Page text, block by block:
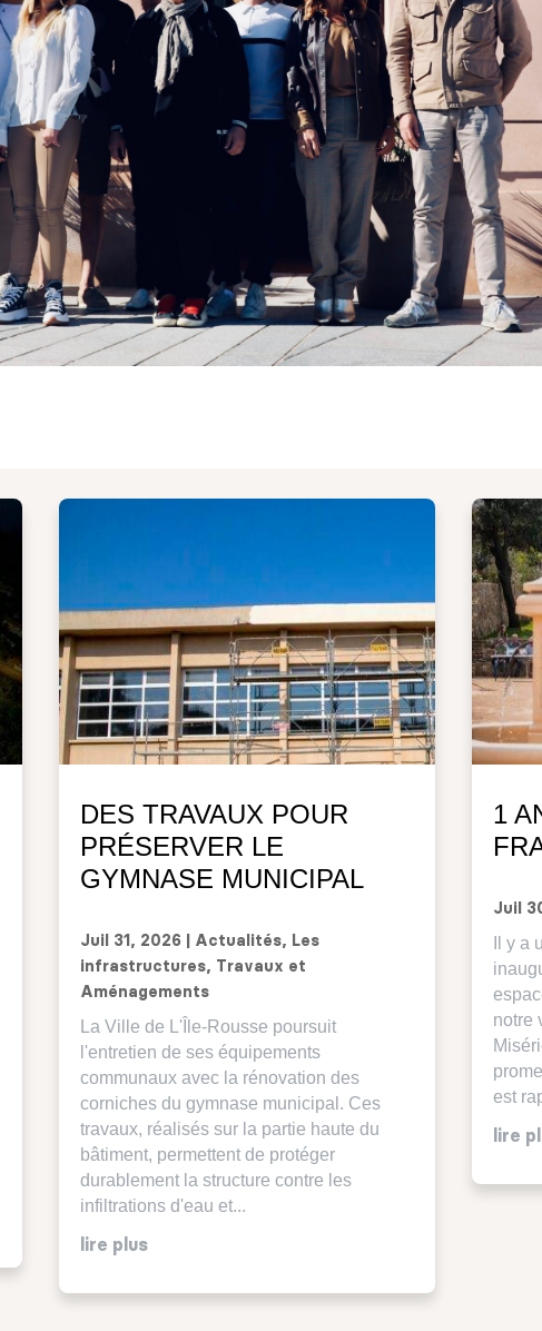
DES TRAVAUX POUR
PRÉSERVER LE
GYMNASE MUNICIPAL
Juil 31, 2026| Actualités, Les
infrastructures, Travaux et
Aménagements
La Ville de L'Île-Rousse poursuit
l'entretien de ses équipements
communaux avec la rénovation des
corniches du gymnase municipal. Ces
travaux, réalisés sur la partie haute du
bâtiment, permettent de protéger
durablement la structure contre les
infiltrations d'eau et...
lire plus
1
Juil
Il y a
notre
est
lire